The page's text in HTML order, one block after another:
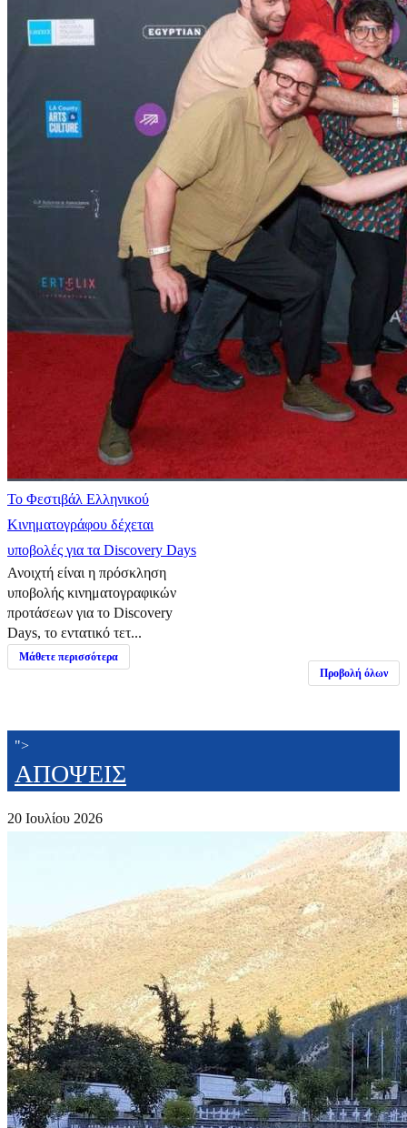
Το Φεστιβάλ Ελληνικού
Κινηματογράφου δέχεται
υποβολές για τα Discovery Days
Ανοιχτή είναι η πρόσκληση
υποβολής κινηματογραφικών
προτάσεων για το Discovery
Days, το εντατικό τετ...
Μάθετε περισσότερα
Προβολή όλων
">
ΑΠΟΨΕΙΣ
20 Ιουλίου 2026